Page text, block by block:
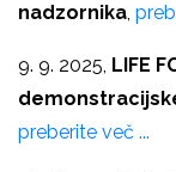
nadzornika,
9. 9. 2025, LIFE
preberite več ...